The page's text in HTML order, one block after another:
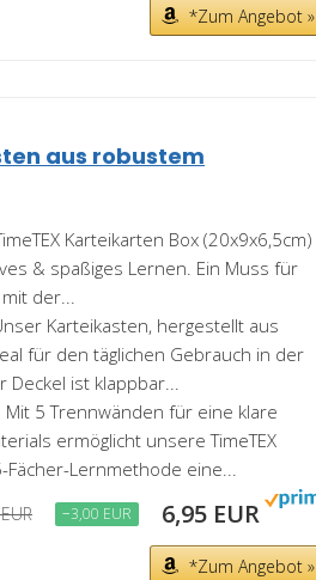
*Zum Angebot »
aus robustem
Karteikarten Box (20x9x6,5cm)
& spaßiges Lernen. Ein Muss für
der...
Karteikasten, hergestellt aus
für den täglichen Gebrauch in der
Deckel ist klappbar...
| Mit 5 Trennwänden für eine klare
ermöglicht unsere TimeTEX
Lernmethode eine...
−3,00 EUR 6,95 EUR
*Zum Angebot »